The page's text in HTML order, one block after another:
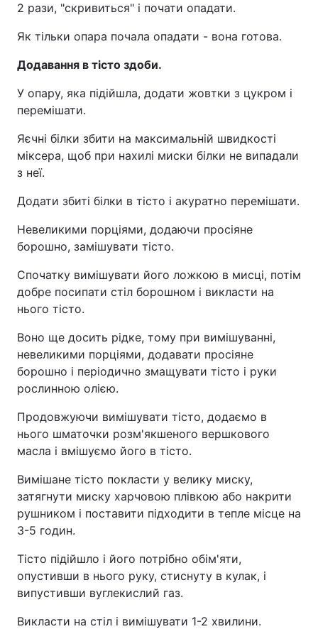
2 рази, "скривиться" і почати опадати.
Як тільки опара почала опадати - вона готова.
Додавання в тісто здоби.
У опару, яка підійшла, додати жовтки з цукром і
перемішати.
Яєчні білки збити на максимальній швидкості
міксера, щоб при нахилі миски білки не випадали
з неї.
Додати збиті білки в тісто і акуратно перемішати.
Невеликими порціями, додаючи просіяне
борошно, замішувати тісто.
Спочатку вимішувати його ложкою в мисці, потім
добре посипати стіл борошном і викласти на
нього тісто.
Воно ще досить рідке, тому при вимішуванні,
невеликими порціями, додавати просіяне
борошно і періодично змащувати тісто і руки
рослинною олією.
Продовжуючи вимішувати тісто, додаємо в
нього шматочки розм'якшеного вершкового
масла і вмішуємо його в тісто.
Вимішане тісто покласти у велику миску,
затягнути миску харчовою плівкою або накрити
рушником і поставити підходити в тепле місце на
3-5 годин.
Тісто підійшло і його потрібно обім'яти,
опустивши в нього руку, стиснуту в кулак, і
випустивши вуглекислий газ.
Викласти на стіл і вимішувати 1-2 хвилини.